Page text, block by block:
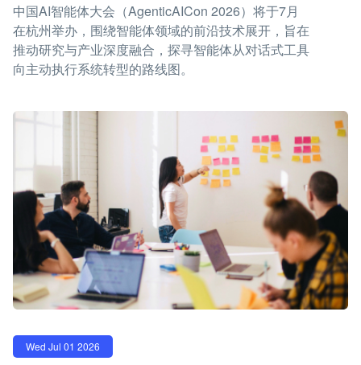
中国AI智能体大会（AgenticAICon 2026）将于7月
在杭州举办，围绕智能体领域的前沿技术展开，旨在
推动研究与产业深度融合，探寻智能体从对话式工具
向主动执行系统转型的路线图。
Wed Jul 01 2026